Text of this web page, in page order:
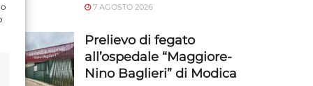
7 AGOSTO 2026
Prelievo di fegato
all’ospedale “Maggiore-
Nino Baglieri” di Modica